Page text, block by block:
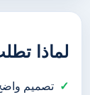
لماذا
تصميم